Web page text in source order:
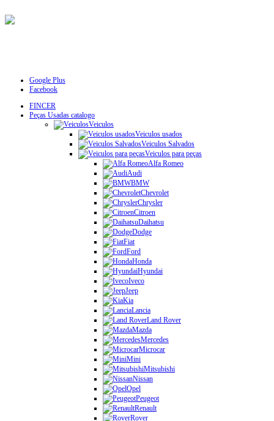
Google Plus
Facebook
FINCER
Peças Usadas catalogo
Veiculos
Veiculos usados
Veiculos Salvados
Veiculos para peças
Alfa Romeo
Audi
BMW
Chevrolet
Chrysler
Citroen
Daihatsu
Dodge
Fiat
Ford
Honda
Hyundai
Iveco
Jeep
Kia
Lancia
Land Rover
Mazda
Mercedes
Microcar
Mini
Mitsubishi
Nissan
Opel
Peugeot
Renault
Rover